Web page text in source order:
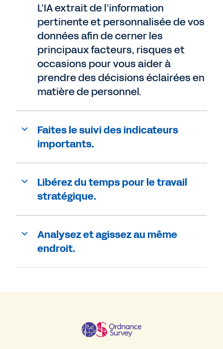
L’IA extrait de l’information
pertinente et personnalisée de vos
données afin de cerner les
principaux facteurs, risques et
occasions pour vous aider à
prendre des décisions éclairées en
matière de personnel.
Faites le suivi des indicateurs
importants.
Libérez du temps pour le travail
stratégique.
Analysez et agissez au même
endroit.